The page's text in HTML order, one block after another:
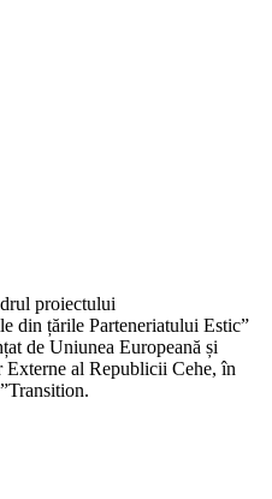
proiectului
din țările Parteneriatului Estic”
de Uniunea Europeană și
al Republicii Cehe, în